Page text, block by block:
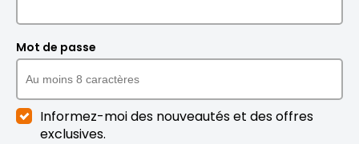
Mot de passe
Informez-moi des nouveautés et des offres
exclusives.